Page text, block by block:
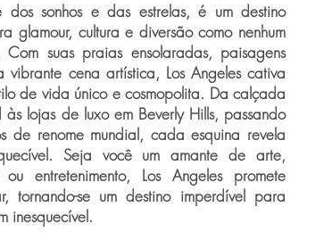
dos sonhos e das estrelas, é um destino
glamour, cultura e diversão como nenhum
suas praias ensolaradas, paisagens
vibrante cena artística, Los Angeles cativa
de vida único e cosmopolita. Da calçada
lojas de luxo em Beverly Hills, passando
de renome mundial, cada esquina revela
Seja você um amante de arte,
entretenimento, Los Angeles promete
tornando-se um destino imperdível para
inesquecível.